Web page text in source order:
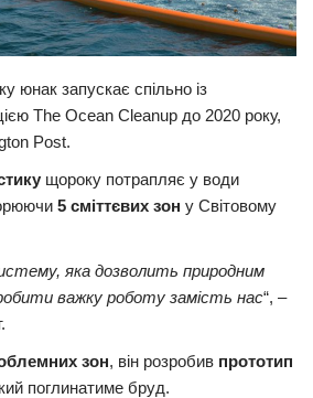
юнак запускає спільно із
The Ocean Cleanup до 2020 року,
Post.
щороку потрапляє у води
5 сміттєвих зон у Світовому
яка дозволить природним
важку роботу замість наc“, –
зон, він розробив прототип
поглинатиме бруд.